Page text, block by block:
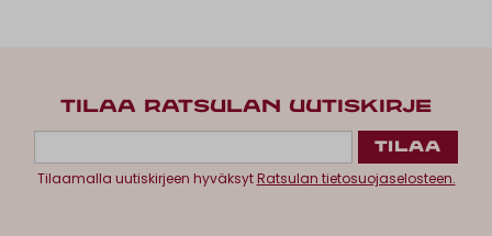
TILAA RATSULAN UUTISKIRJE
Tilaamalla uutiskirjeen hyväksytRatsulan tietosuojaselosteen.